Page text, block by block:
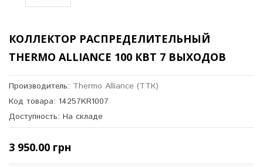
КОЛЛЕКТОР РАСПРЕДЕЛИТЕЛЬНЫЙ
THERMO ALLIANCE 100 КВТ 7 ВЫХОДОВ
Производитель: Thermo Alliance (ТТК)
Код товара: 14257KR1007
Доступность: На складе
3 950.00 грн